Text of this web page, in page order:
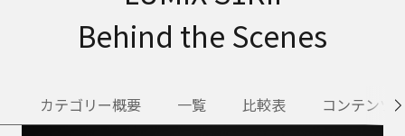
Behind the Scenes
カテゴリー概要 一覧 比較表 コンテンツ